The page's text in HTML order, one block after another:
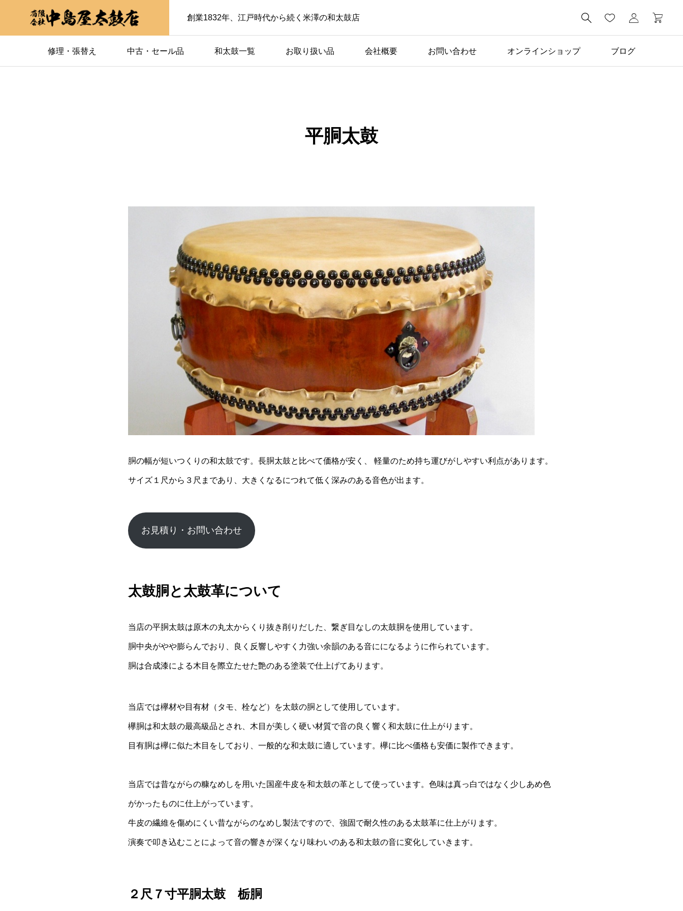
創業1832年、江戸時代から続く米澤の和太鼓店 
修理・張替え 中古・セール品 和太鼓一覧 お取り扱い品 会社概要 お問い合わせ オンラインショップ ブログ
平胴太鼓
胴の幅が短いつくりの和太鼓です。長胴太鼓と比べて価格が安く、 軽量のため持ち運びがしやすい利点があります。
サイズ１尺から３尺まであり、大きくなるにつれて低く深みのある音色が出ます。
お見積り・お問い合わせ
太鼓胴と太鼓革について
当店の平胴太鼓は原木の丸太からくり抜き削りだした、繋ぎ目なしの太鼓胴を使用しています。
胴中央がやや膨らんでおり、良く反響しやすく力強い余韻のある音にになるように作られています。
胴は合成漆による木目を際立たせた艶のある塗装で仕上げてあります。
当店では欅材や目有材（タモ、栓など）を太鼓の胴として使用しています。
欅胴は和太鼓の最高級品とされ、木目が美しく硬い材質で音の良く響く和太鼓に仕上がります。
目有胴は欅に似た木目をしており、一般的な和太鼓に適しています。欅に比べ価格も安価に製作できます。
当店では昔ながらの糠なめしを用いた国産牛皮を和太鼓の革として使っています。色味は真っ白ではなく少しあめ色
がかったものに仕上がっています。
牛皮の繊維を傷めにくい昔ながらのなめし製法ですので、強固で耐久性のある太鼓革に仕上がります。
演奏で叩き込むことによって音の響きが深くなり味わいのある和太鼓の音に変化していきます。
２尺７寸平胴太鼓 栃胴